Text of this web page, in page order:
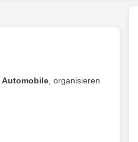
Automobile , organisieren